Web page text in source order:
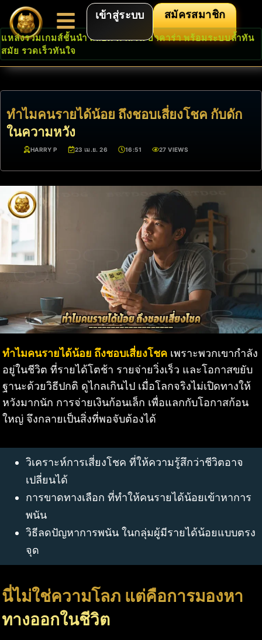
เข้าสู่ระบบ สมัครสมาชิก
แหล่งรวมเกมส์ชั้นนำ สล็อต คาสิโน บาคาร่า พร้อมระบบล้ำทัน
สมัย รวดเร็วทันใจ
ทำไมคนรายได้น้อย ถึงชอบเสี่ยงโชค กับดัก
ในความหวัง
HARRY P 23 เม.ย. 26 16:51 27 VIEWS
ทำไมคนรายได้น้อย ถึงชอบเสี่ยงโชค เพราะพวกเขากำลัง
อยู่ในชีวิต ที่รายได้โตช้า รายจ่ายวิ่งเร็ว และโอกาสขยับ
ฐานะด้วยวิธีปกติ ดูไกลเกินไป เมื่อโลกจริงไม่เปิดทางให้
หวังมากนัก การจ่ายเงินก้อนเล็ก เพื่อแลกกับโอกาสก้อน
ใหญ่ จึงกลายเป็นสิ่งที่พอจับต้องได้
วิเคราะห์การเสี่ยงโชค ที่ให้ความรู้สึกว่าชีวิตอาจ
เปลี่ยนได้
การขาดทางเลือก ที่ทำให้คนรายได้น้อยเข้าหาการ
พนัน
วิธีลดปัญหาการพนัน ในกลุ่มผู้มีรายได้น้อยแบบตรง
จุด
นี่ไม่ใช่ความโลภ แต่คือการมองหา
ทางออกในชีวิต